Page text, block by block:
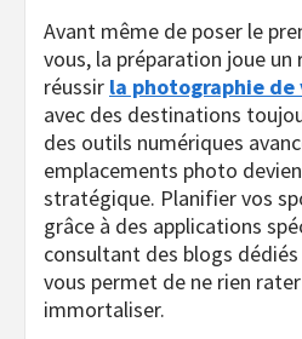
Avant même de poser le
vous, la préparation joue un
réussir la photographie de
avec des destinations
des outils numériques
emplacements photo
stratégique. Planifier vos
grâce à des applications
consultant des blogs
vous permet de ne rien
immortaliser.